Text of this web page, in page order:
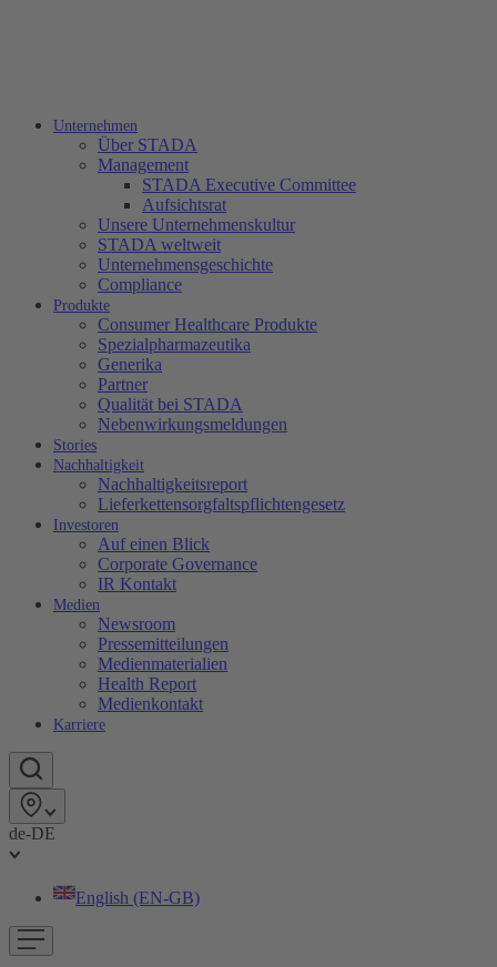
Unternehmen
Über STADA
Management
STADA Executive Committee
Aufsichtsrat
Unsere Unternehmenskultur
STADA weltweit
Unternehmensgeschichte
Compliance
Produkte
Consumer Healthcare Produkte
Spezialpharmazeutika
Generika
Partner
Qualität bei STADA
Nebenwirkungsmeldungen
Stories
Nachhaltigkeit
Nachhaltigkeitsreport
Lieferkettensorgfaltspflichtengesetz
Investoren
Auf einen Blick
Corporate Governance
IR Kontakt
Medien
Newsroom
Pressemitteilungen
Medienmaterialien
Health Report
Medienkontakt
Karriere
de-DE
English (EN-GB)